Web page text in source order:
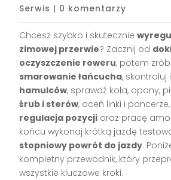
Serwis | 0 komentarzy
Chcesz szybko i skutecznie
zimowej przerwie? Zacznij od
oczyszczenie roweru, potem zrób
smarowanie łańcucha, skontroluj
hamulców, sprawdź koła, opony,
śrub i sterów, oceń linki i
regulacja pozycji oraz pracę
końcu wykonaj krótką jazdę
stopniowy powrót do jazdy.
kompletny przewodnik, który
wszystkie kluczowe kroki.